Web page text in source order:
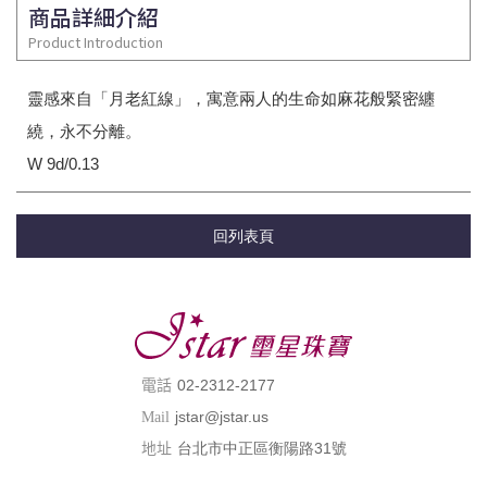
商品詳細介紹
Product Introduction
靈感來自「月老紅線」，寓意兩人的生命如麻花般緊密纏
繞，永不分離。
W 9d/0.13
回列表頁
電話 02-2312-2177
Mail jstar@jstar.us
地址 台北市中正區衡陽路31號